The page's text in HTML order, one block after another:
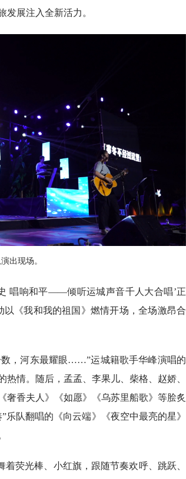
发展注入全新活力。
出现场。
唱响和平——倾听运城声音千人大合唱’正
《我和我的祖国》燃情开场，全场激昂合
，河东最耀眼……”运城籍歌手华峰演唱的
情。随后，孟孟、李果儿、柴格、赵娇、
奢香夫人》《如愿》《乌苏里船歌》等脍炙
队翻唱的《向云端》《夜空中最亮的星》
荧光棒、小红旗，跟随节奏欢呼、跳跃、